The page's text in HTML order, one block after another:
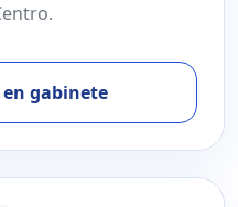
gabinete